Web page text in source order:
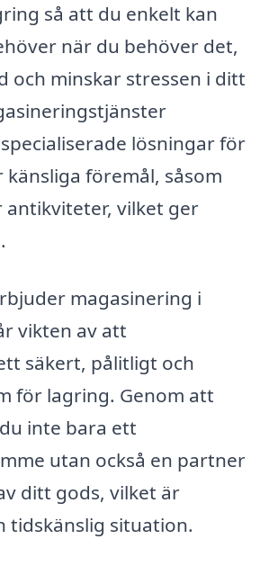
så att du enkelt kan
när du behöver det,
och minskar stressen i ditt
lösningar för
föremål, såsom
antikviteter, vilket ger
magasinering i
vikten av att
säkert, pålitligt och
för lagring. Genom att
inte bara ett
utan också en partner
ditt gods, vilket är
tidskänslig situation.